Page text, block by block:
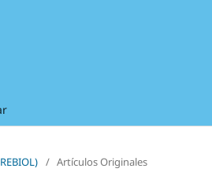
/ Artículos Originales